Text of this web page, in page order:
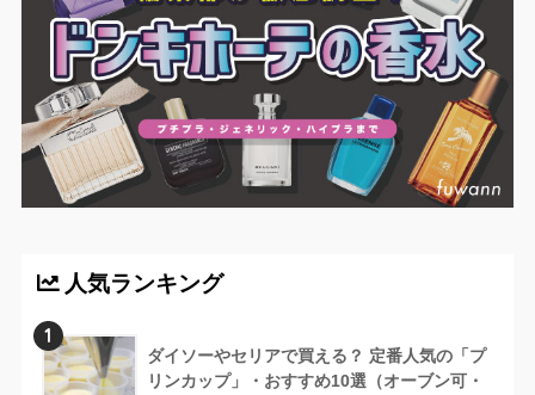
人気ランキング
1
ダイソーやセリアで買える？ 定番人気の「プ
リンカップ」・おすすめ10選（オーブン可・